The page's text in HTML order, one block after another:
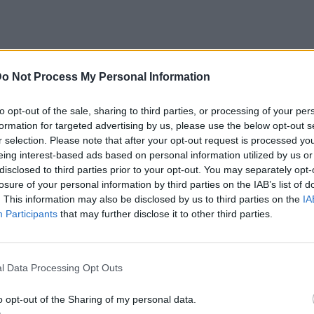
Not Process My Personal Information
opt-out of the sale, sharing to third parties, or processing of your
for targeted advertising by us, please use the below opt-out
selection. Please note that after your opt-out request is processed
interest-based ads based on personal information utilized by us
to third parties prior to your opt-out. You may separately
of your personal information by third parties on the IAB’s list of
This information may also be disclosed by us to third parties on the
Participants that may further disclose it to other third parties.
Data Processing Opt Outs
opt-out of the Sharing of my personal data.
της δεύτερης κατηγορίας, δύο ζώδια
δεν μπορούν να προσαρμοστούν, αλλά
για πολύ.
φύση του, λειτουργεί σαν να έχει μέσα
που δείχνει πάντα «κάπου αλλού». Δεν
και τις επαναλαμβανόμενες μέρες που
ότι η ζωή του αρχίζει να γίνεται
διέξοδο. Μπορεί να είναι μια αλλαγή
χωρίς επιστροφή ή απλώς μια
δεδομένα. Για τον Τοξότη, η εξέλιξη